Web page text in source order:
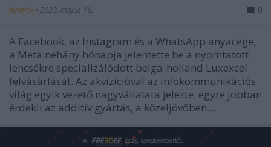
ferenck • 2023. május 16. 0
A Facebook, az Instagram és a WhatsApp anyacége,
a Meta néhány hónapja jelentette be a nyomtatott
lencsékre specializálódott belga-holland Luxexcel
felvásárlását. Az akvizícióval az infokommunikációs
világ egyik vezető nagyvállalata jelezte: egyre jobban
érdekli az additív gyártás, a közeljövőben…